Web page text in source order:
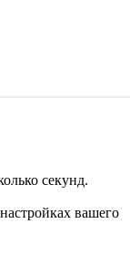
секунд.
вашего